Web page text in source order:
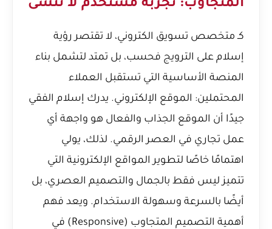
المتجاوب: تجربة مستخدم لا تُنسى
كـ متخصص تسويق الكتروني، لا تقتصر رؤية
إسلام على الترويج فحسب، بل تمتد لتشمل بناء
المنصة الأساسية التي تستقبل العملاء
المحتملين: الموقع الإلكتروني. يدرك إسلام الفقي
جيدًا أن الموقع الجذاب والفعال هو واجهة أي
عمل تجاري في العصر الرقمي. لذلك، يولي
اهتمامًا خاصًا لتطوير المواقع الإلكترونية التي
تتميز ليس فقط بالجمال والتصميم العصري، بل
أيضًا بالسرعة وسهولة الاستخدام. ويعد فهم
أهمية التصميم المتجاوب (Responsive) في